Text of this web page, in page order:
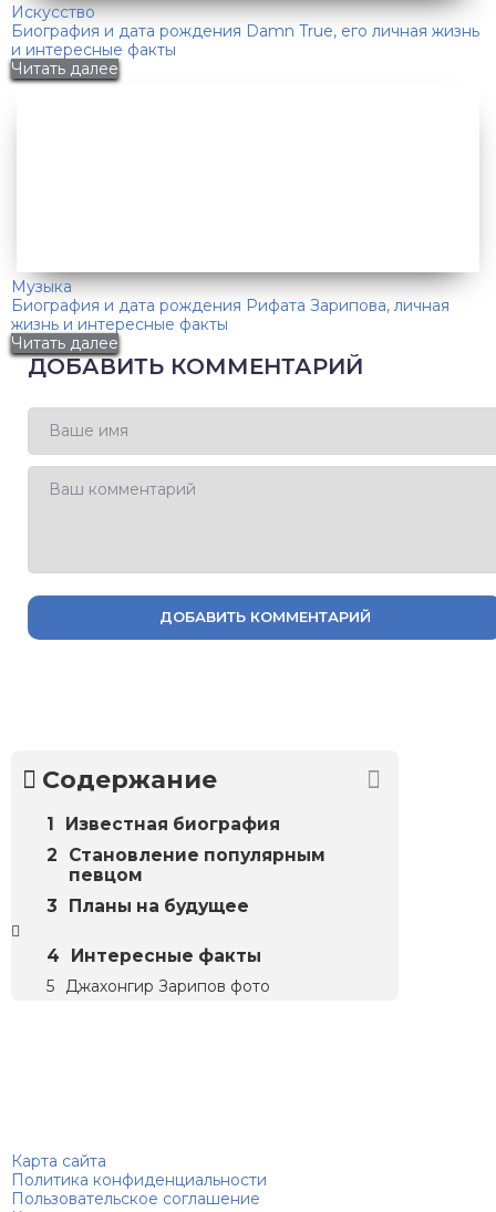
Искусство
Биография и дата рождения Damn True, его личная жизнь
и интересные факты
Читать далее
Музыка
Биография и дата рождения Рифата Зарипова, личная
жизнь и интересные факты
Читать далее
ДОБАВИТЬ КОММЕНТАРИЙ
ДОБАВИТЬ КОММЕНТАРИЙ
Содержание
Известная биография
Становление популярным
певцом
Планы на будущее
Интересные факты
Джахонгир Зарипов фото
Карта сайта
Политика конфиденциальности
Пользовательское соглашение